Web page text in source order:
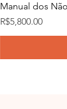
Manual dos
Price
R$5,800.00